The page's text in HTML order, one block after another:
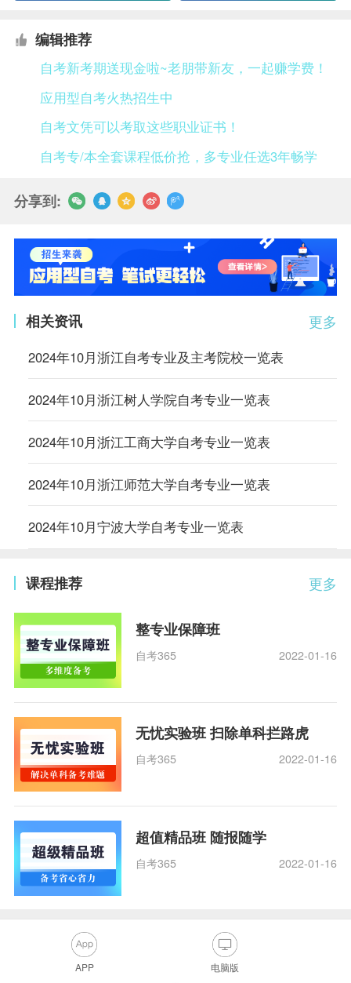
编辑推荐
自考新考期送现金啦~老朋带新友，一起赚学费！
应用型自考火热招生中
自考文凭可以考取这些职业证书！
自考专/本全套课程低价抢，多专业任选3年畅学
分享到:
更多
相关资讯
2024年10月浙江自考专业及主考院校一览表
2024年10月浙江树人学院自考专业一览表
2024年10月浙江工商大学自考专业一览表
2024年10月浙江师范大学自考专业一览表
2024年10月宁波大学自考专业一览表
更多
课程推荐
整专业保障班
自考365 2022-01-16
无忧实验班 扫除单科拦路虎
自考365 2022-01-16
超值精品班 随报随学
自考365 2022-01-16
APP 电脑版